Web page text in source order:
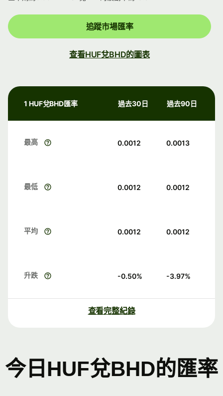
追蹤市場匯率
查看HUF兌BHD的圖表
1 HUF兌BHD匯率 過去30日 過去90日
最高 0.0012 0.0013
最低 0.0012 0.0012
平均 0.0012 0.0012
升跌 -0.50% -3.97%
查看完整紀錄
今日HUF兌BHD的匯率